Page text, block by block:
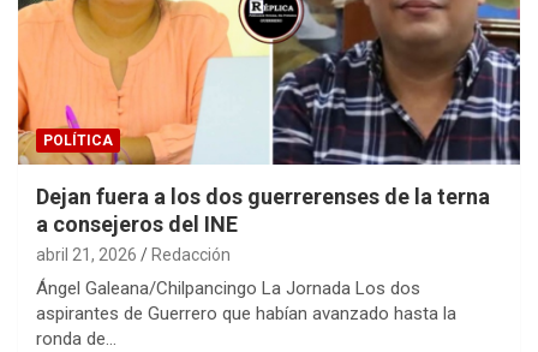
POLÍTICA
Dejan fuera a los dos guerrerenses de la terna
a consejeros del INE
abril 21, 2026 Redacción
Ángel Galeana/Chilpancingo La Jornada Los dos
aspirantes de Guerrero que habían avanzado hasta la
ronda de…